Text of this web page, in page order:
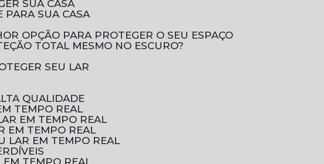
SUA CASA
PARA SUA CASA
OPÇÃO PARA PROTEGER O SEU ESPAÇO
TOTAL MESMO NO ESCURO?
SEU LAR
QUALIDADE
TEMPO REAL
EM TEMPO REAL
EM TEMPO REAL
LAR EM TEMPO REAL